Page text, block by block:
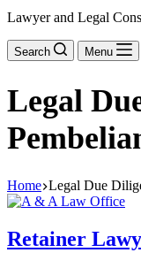
Lawyer and Legal
Search Menu
Legal
Home Legal Due
Retainer